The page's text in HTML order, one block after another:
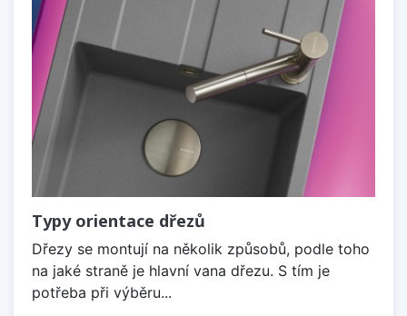
Typy orientace dřezů
Dřezy se montují na několik způsobů, podle toho
na jaké straně je hlavní vana dřezu. S tím je
potřeba při výběru...